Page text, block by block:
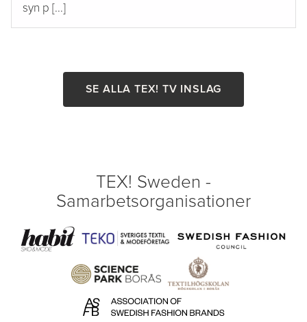
syn p [...]
SE ALLA TEX! TV INSLAG
TEX! Sweden -
Samarbetsorganisationer